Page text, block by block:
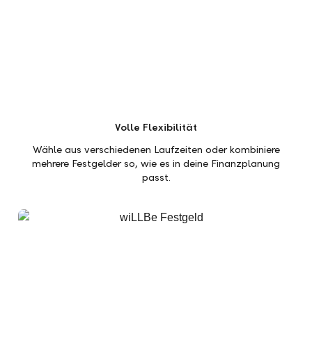
Volle Flexibilität
Wähle aus verschiedenen Laufzeiten oder kombiniere
mehrere Festgelder so, wie es in deine Finanzplanung
passt.